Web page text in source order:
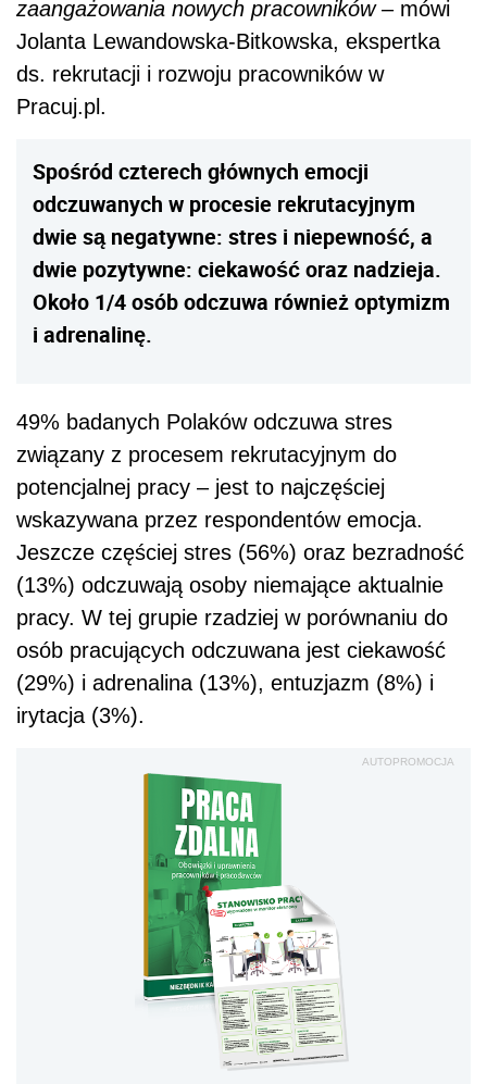
zaangażowania nowych pracowników– mówi
Jolanta Lewandowska-Bitkowska, ekspertka
ds. rekrutacji i rozwoju pracowników w
Pracuj.pl.
Spośród czterech głównych emocji
odczuwanych w procesie rekrutacyjnym
dwie są negatywne: stres i niepewność, a
dwie pozytywne: ciekawość oraz nadzieja.
Około 1/4 osób odczuwa również optymizm
i adrenalinę.
49% badanych Polaków odczuwa stres
związany z procesem rekrutacyjnym do
potencjalnej pracy – jest to najczęściej
wskazywana przez respondentów emocja.
Jeszcze częściej stres (56%) oraz bezradność
(13%) odczuwają osoby niemające aktualnie
pracy. W tej grupie rzadziej w porównaniu do
osób pracujących odczuwana jest ciekawość
(29%) i adrenalina (13%), entuzjazm (8%) i
irytacja (3%).
AUTOPROMOCJA